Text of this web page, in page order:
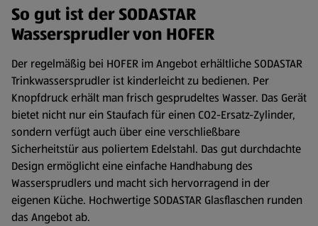
So gut ist der SODASTAR
Wassersprudler von HOFER
Der regelmäßig bei HOFER im Angebot erhältliche SODASTAR
Trinkwassersprudler ist kinderleicht zu bedienen. Per
Knopfdruck erhält man frisch gesprudeltes Wasser. Das Gerät
bietet nicht nur ein Staufach für einen CO2-Ersatz-Zylinder,
sondern verfügt auch über eine verschließbare
Sicherheitstür aus poliertem Edelstahl. Das gut durchdachte
Design ermöglicht eine einfache Handhabung des
Wassersprudlers und macht sich hervorragend in der
eigenen Küche. Hochwertige SODASTAR Glasflaschen runden
das Angebot ab.